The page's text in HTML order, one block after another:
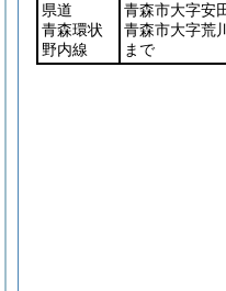
県道
青森環状
野内線
青森市大字安
青森市大字荒
まで